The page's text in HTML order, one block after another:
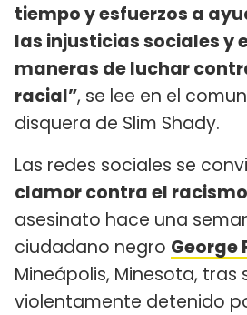
tiempo y esfuerzos a
las injusticias sociales y
maneras de luchar
racial”, se lee en el
disquera de Slim Shady.
Las redes sociales se
clamor contra el racismo
asesinato hace una
ciudadano negro George
Mineápolis, Minesota, tras
violentamente detenido